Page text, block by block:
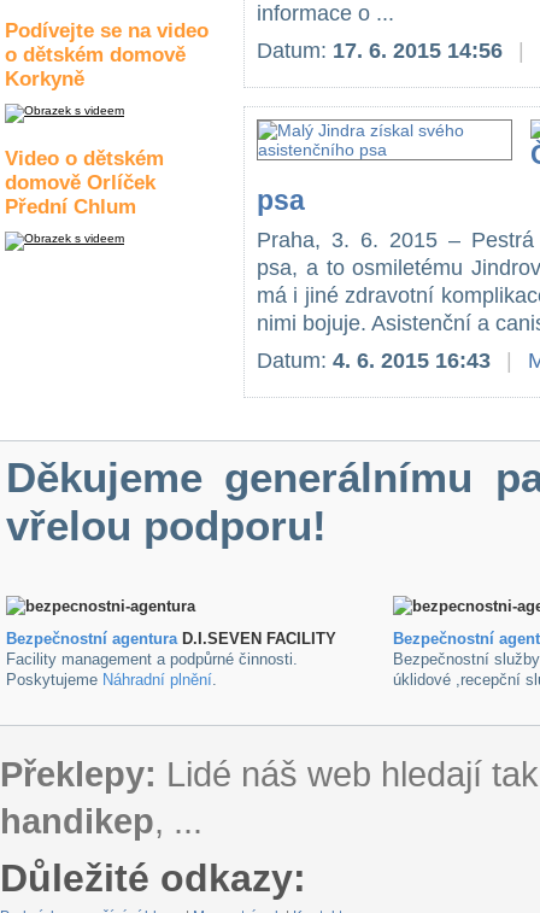
Podívejte se na video
o dětském domově
Korkyně
Video o dětském
domově Orlíček
Přední Chlum
informace o ...
Datum: 17. 6. 2015 14:56
psa
Praha, 3. 6. 2015 – Pestrá
psa, a to osmiletému
má i jiné zdravotní
nimi bojuje. Asistenční a
Datum: 4. 6. 2015 16:43
Děkujeme generálnímu
vřelou podporu!
Bezpečnostní agenturaD.I.SEVEN FACILITY
Facility management a podpůrné činnosti.
Poskytujeme Náhradní plnění.
Bezpečnostní
Bezpečnostní
úklidové ,recepční
Překlepy: Lidé náš web hledají
handikep, ...
Důležité odkazy: